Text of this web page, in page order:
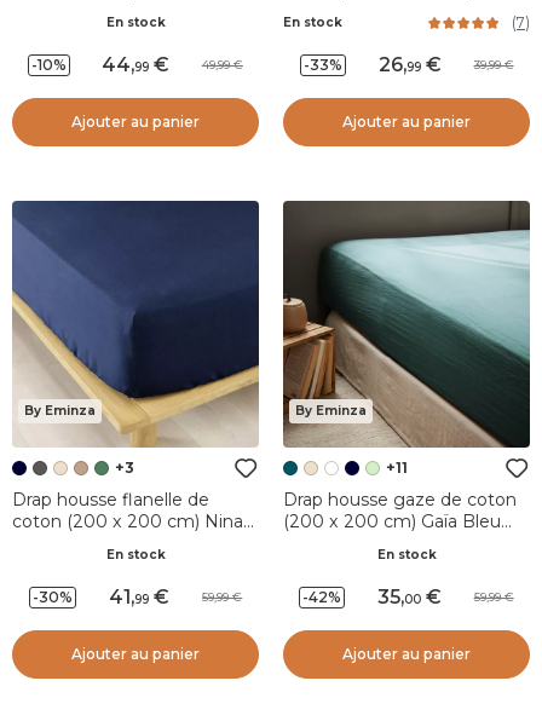
En stock
-10% 44,99 49,99
Ajouter au panier
En stock (7)
-33% 26,99 39,99
Ajouter au panier
By Eminza
+3
Drap housse flanelle de
coton (200 x 200 cm) Nina
En stock
-30% 41,99 59,99
Ajouter au panier
By Eminza
+11
Drap housse gaze de coton
(200 x 200 cm) Gaïa Bleu
En stock
-42% 35,00 59,99
Ajouter au panier